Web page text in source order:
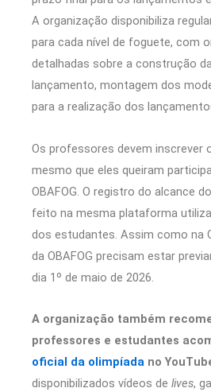
A organização disponibiliza
para cada nível de foguete, com
detalhadas sobre a construção
lançamento, montagem dos
para a realização dos
Os professores devem inscrever
mesmo que eles queiram
OBAFOG. O registro do alcance
feito na mesma plataforma
dos estudantes. Assim como na
da OBAFOG precisam estar
dia 1º de maio de 2026.
A organização também
professores e estudantes
oficial da olimpíada no
disponibilizados vídeos de lives,